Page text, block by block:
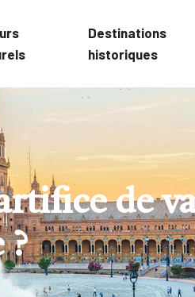
Destinations
historiques
de
?